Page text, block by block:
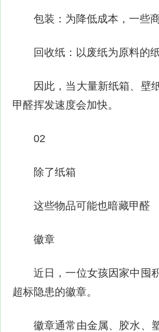
包装：为降低成本，一些
回收纸：以废纸为原料的
因此，当大量新纸箱、壁
甲醛挥发速度会加快。
02
除了纸箱
这些物品可能也暗藏甲醛
徽章
近日，一位女孩因家中囤
超标隐患的徽章。
徽章通常由金属、胶水、